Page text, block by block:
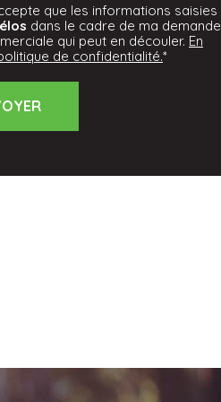
que les informations saisies
dans le cadre de ma demande
qui peut en découler. En
de confidentialité.*